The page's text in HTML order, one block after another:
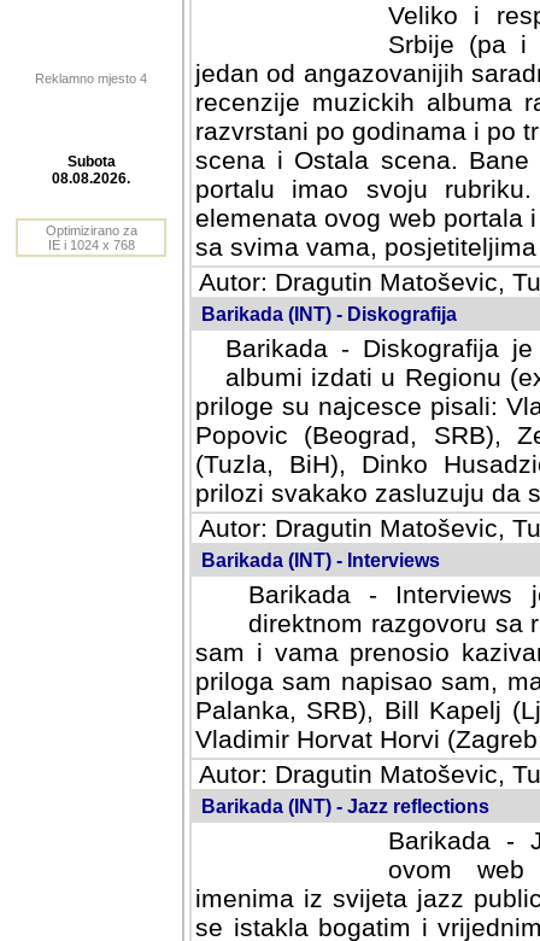
Reklamno mjesto 4
Veliko i
Srbije (pa i
jedan od angazovanijih
recenzije muzickih albuma
razvrstani po godinama i po
scena i Ostala scena.
portalu imao svoju
elemenata ovog web portala
sa svima vama,
Autor: Dragutin Matoševic,
Barikada (INT) - Diskografija
Barikada - Diskografija
albumi izdati u Regionu
priloge su najcesce pisali:
Popovic (Beograd, SRB),
(Tuzla, BiH), Dinko
prilozi svakako zasluzuju da
Autor: Dragutin Matoševic,
Barikada (INT) - Interviews
Barikada -
direktnom razgovoru sa
sam i vama prenosio
priloga sam napisao sam,
Palanka, SRB), Bill Kapelj
Vladimir Horvat Horvi
Autor: Dragutin Matoševic,
Barikada (INT) - Jazz reflections
Barikada -
ovom web
imenima iz svijeta jazz
se istakla bogatim i